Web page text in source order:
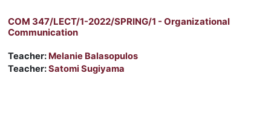
COM 347/LECT/1-2022/SPRING/1 - Organizational
Communication
Teacher: Melanie Balasopulos
Teacher:Satomi Sugiyama